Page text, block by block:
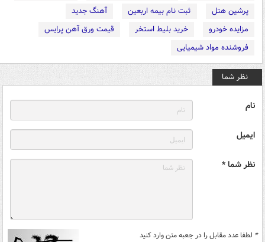
پرشین هتل
ثبت نام بیمه اربعین
آهنگ جدید
مزایده خودرو
خرید بلیط استخر
قیمت ورق آهن پرایس
فروشنده مواد شیمیایی
نظر شما
نام
ایمیل
نظر شما *
* لطفا عدد مقابل را در جعبه متن وارد کنید